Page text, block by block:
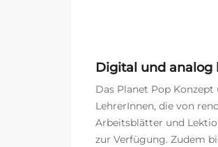
Digital und analog
Das Planet Pop
LehrerInnen, die von
Arbeitsblätter und
zur Verfügung. Zudem